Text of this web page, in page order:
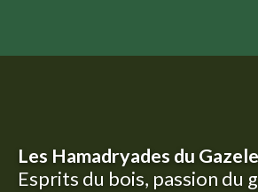
Les Hamadryades du
Esprits du bois, passion du